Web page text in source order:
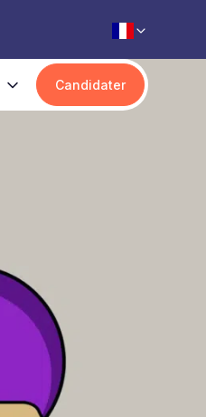
Candidater